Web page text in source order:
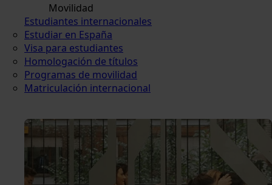
Movilidad
Estudiantes internacionales
Estudiar en España
Visa para estudiantes
Homologación de títulos
Programas de movilidad
Matriculación internacional